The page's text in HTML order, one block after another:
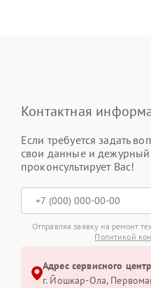
Контактная
Если требуется задать
свои данные и дежурный
проконсультирует Вас!
Отправляя заявку на ремонт
Политикой
Адрес сервисного
г. Йошкар-Ола,